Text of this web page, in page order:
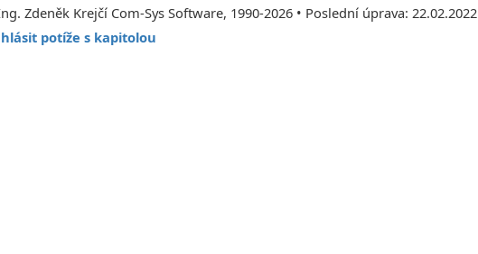
Zdeněk Krejčí Com-Sys Software, 1990-2026 • Poslední úprava: 22.02.2022
potíže s kapitolou